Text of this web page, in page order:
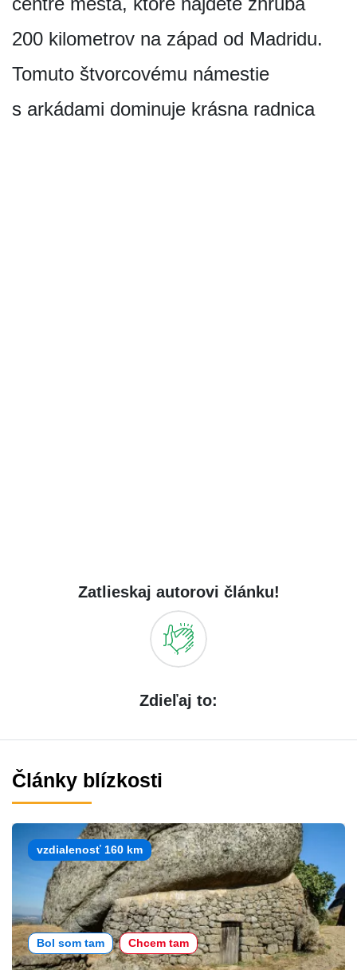
200 kilometrov na západ od Madridu.
Tomuto štvorcovému námestie
s arkádami dominuje krásna radnica
Zatlieskaj autorovi článku!
Zdieľaj to:
Články blízkosti
vzdialenosť 160 km
Bol som tam Chcem tam